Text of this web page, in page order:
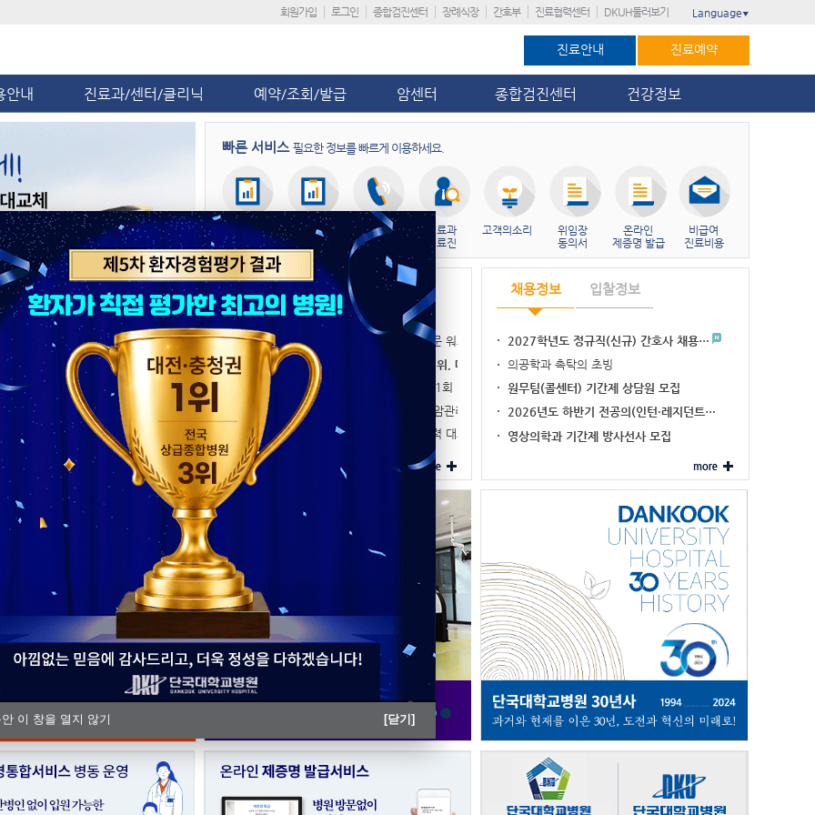
회원가입 로그인 종합검진센터 장례식장 간호부 진료협력센터 DKUH둘러보기 Language ▼
진료안내 진료예약
안내 진료과/센터/클리닉 예약/조회/발급 암센터 종합검진센터 건강정보
이 창을 열지 않기 [닫기]
빠른 서비스 필요한 정보를 빠르게 이용하세요.
회원가입 진료일정 진료예약
진료과
의료진
고객의소리
위임장
동의서
온라인
제증명 발급
비급여
진료비용
채용정보
2027학년도 정규직(신규) 간호사 채용…
의공학과 촉탁의 초빙
원무팀(콜센터) 기간제 상담원 모집
2026년도 하반기 전공의(인턴·레지던트…
영상의학과 기간제 방사선사 모집
입찰정보
병원뉴스
단국대병원, 응급 산모 이송 대비 실무 전문 워크숍…
제5차 환자경험평가 ‘전국 상급종합병원 3위, 대전…
단국대병원, ‘급성기뇌졸중 적정성 평가’ 11회 연…
단국대병원 충남지역암센터, ‘해외이주민 암관리 네비…
단국대병원, 충남Ⅰ권역 모자의료 진료협력 대표기관 …
공지사항